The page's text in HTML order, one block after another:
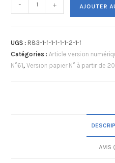
- + AJOUTER
UGS : R83-1-1-1-1-1-1-2-1-1
Catégories : Article version
N°61,Version papier N° à partir de
AVIS